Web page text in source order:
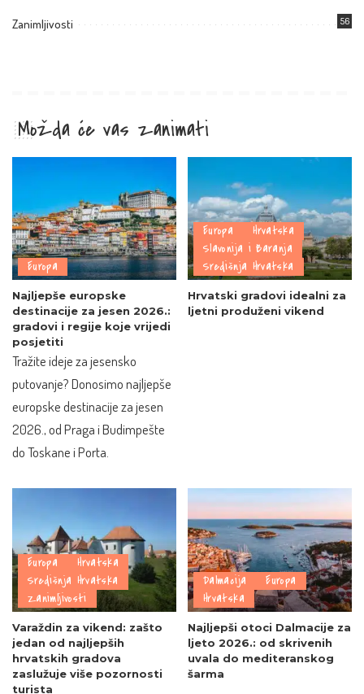
Zanimljivosti 56
Možda će vas zanimati
Europa
Najljepše europske
destinacije za jesen 2026.:
gradovi i regije koje vrijedi
posjetiti
Tražite ideje za jesensko
putovanje? Donosimo najljepše
europske destinacije za jesen
2026., od Praga i Budimpešte
do Toskane i Porta.
Europa
Hrvatska
Slavonija i Baranja
Središnja Hrvatska
Hrvatski gradovi idealni za
ljetni produženi vikend
Europa
Hrvatska
Središnja Hrvatska
Zanimljivosti
Varaždin za vikend: zašto
jedan od najljepših
hrvatskih gradova
zaslužuje više pozornosti
turista
Dalmacija
Europa
Hrvatska
Najljepši otoci Dalmacije za
ljeto 2026.: od skrivenih
uvala do mediteranskog
šarma